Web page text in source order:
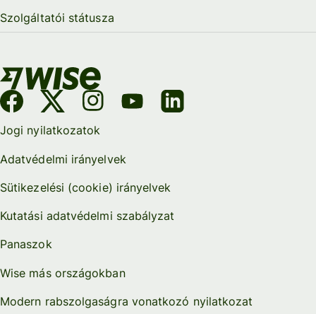
Szolgáltatói státusza
Jogi nyilatkozatok
Adatvédelmi irányelvek
Sütikezelési (cookie) irányelvek
Kutatási adatvédelmi szabályzat
Panaszok
Wise más országokban
Modern rabszolgaságra vonatkozó nyilatkozat